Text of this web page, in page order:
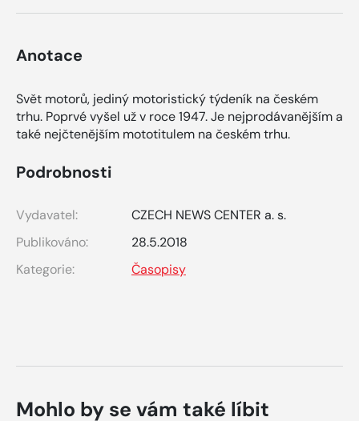
Anotace
Svět motorů, jediný motoristický týdeník na českém
trhu. Poprvé vyšel už v roce 1947. Je nejprodávanějším a
také nejčtenějším mototitulem na českém trhu.
Podrobnosti
Vydavatel:
CZECH NEWS CENTER a. s.
Publikováno:
28.5.2018
Kategorie:
Časopisy
Mohlo by se vám také líbit